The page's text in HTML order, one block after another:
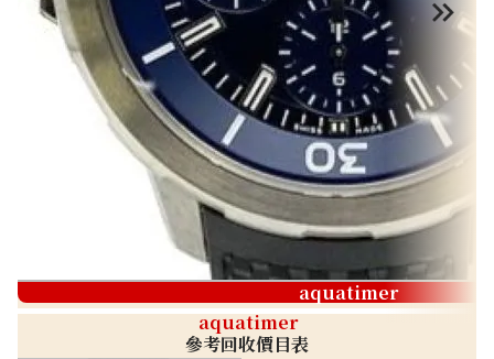
aquatimer
aquatimer
參考回收價目表